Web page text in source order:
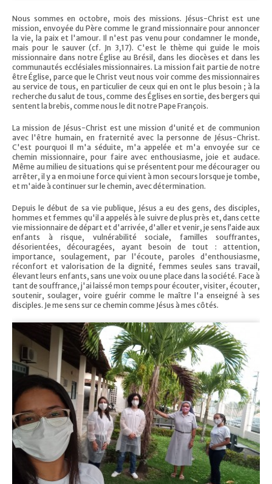
Nous sommes en octobre, mois des missions. Jésus-Christ est une
mission, envoyée du Père comme le grand missionnaire pour annoncer
la vie, la paix et l'amour. Il n'est pas venu pour condamner le monde,
mais pour le sauver (cf. Jn 3,17). C'est le thème qui guide le mois
missionnaire dans notre Église au Brésil, dans les diocèses et dans les
communautés ecclésiales missionnaires. La mission fait partie de notre
être Église, parce que le Christ veut nous voir comme des missionnaires
au service de tous, en particulier de ceux qui en ont le plus besoin ; à la
recherche du salut de tous, comme des Églises en sortie, des bergers qui
sentent la brebis, comme nous le dit notre Pape François.
La mission de Jésus-Christ est une mission d'unité et de communion
avec l'être humain, en fraternité avec la personne de Jésus-Christ.
C'est pourquoi Il m'a séduite, m'a appelée et m'a envoyée sur ce
chemin missionnaire, pour faire avec enthousiasme, joie et audace.
Même au milieu de situations qui se présentent pour me décourager ou
arrêter, il y a en moi une force qui vient à mon secours lorsque je tombe,
et m'aide à continuer sur le chemin, avec détermination.
Depuis le début de sa vie publique, Jésus a eu des gens, des disciples,
hommes et femmes qu'il a appelés à le suivre de plus près et, dans cette
vie missionnaire de départ et d'arrivée, d'aller et venir, je sens l’aide aux
enfants à risque, vulnérabilité sociale, familles souffrantes,
désorientées, découragées, ayant besoin de tout : attention,
importance, soulagement, par l'écoute, paroles d'enthousiasme,
réconfort et valorisation de la dignité, femmes seules sans travail,
élevant leurs enfants, sans une voix ou une place dans la société. Face à
tant de souffrance, j'ai laissé mon temps pour écouter, visiter, écouter,
soutenir, soulager, voire guérir comme le maître l'a enseigné à ses
disciples. Je me sens sur ce chemin comme Jésus à mes côtés.